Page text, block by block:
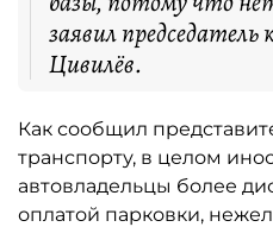
заявил председатель
Цивилёв.
Как сообщил
транспорту, в целом
автовладельцы более
оплатой парковки,